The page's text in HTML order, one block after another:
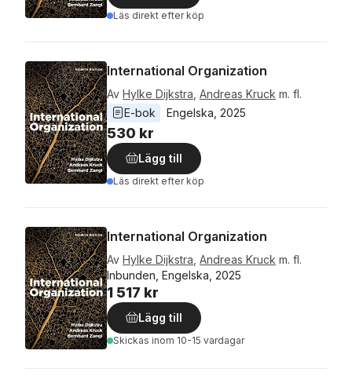
Läs direkt efter köp
International Organization
Av Hylke Dijkstra Andreas Kruck m. fl.
E-bok
Engelska 2025
530 kr
Lägg till
Läs direkt efter köp
International Organization
Av Hylke Dijkstra Andreas Kruck m. fl.
Inbunden, Engelska, 2025
1 517 kr
Lägg till
Skickas inom 10-15 vardagar